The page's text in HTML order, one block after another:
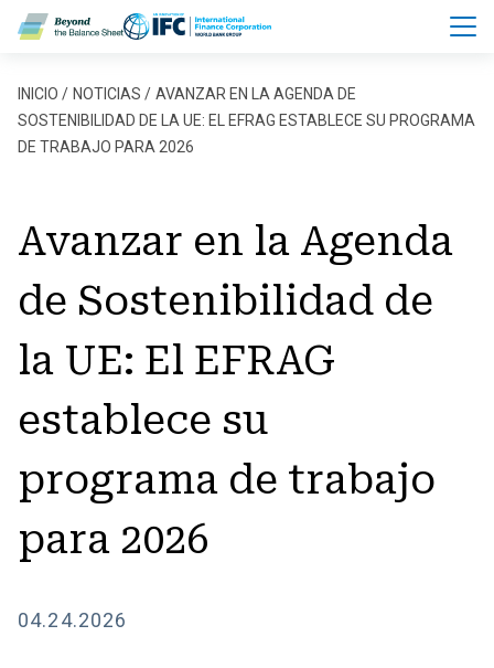
Pasar al contenido principal
Sobrescribir enlaces de
INICIO NOTICIAS
AVANZAR EN LA AGENDA DE
SOSTENIBILIDAD DE LA UE: EL EFRAG ESTABLECE SU PROGRAMA
DE TRABAJO PARA 2026
Avanzar en la Agenda
de Sostenibilidad de
la UE: El EFRAG
establece su
programa de trabajo
para 2026
04.24.2026